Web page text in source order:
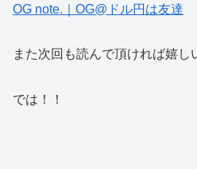
OG note.｜OG@ドル円は友達
また次回も読んで頂ければ嬉し
では！！